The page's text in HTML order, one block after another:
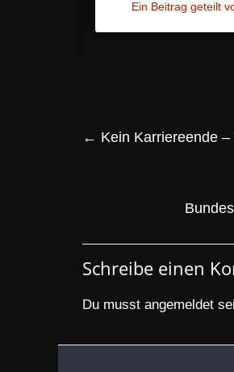
Ein Beitrag geteilt
← Kein Karriereende
Schreibe einen
Du musst angemeldet